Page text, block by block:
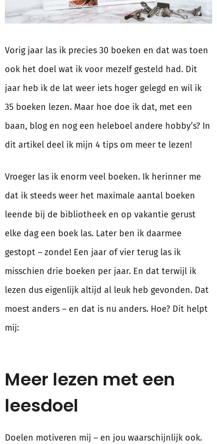
Vorig jaar las ik precies 30 boeken en dat was toen
ook het doel wat ik voor mezelf gesteld had. Dit
jaar heb ik de lat weer iets hoger gelegd en wil ik
35 boeken lezen. Maar hoe doe ik dat, met een
baan, blog en nog een heleboel andere hobby’s? In
dit artikel deel ik mijn 4 tips om meer te lezen!
Vroeger las ik enorm veel boeken. Ik herinner me
dat ik steeds weer het maximale aantal boeken
leende bij de bibliotheek en op vakantie gerust
elke dag een boek las. Later ben ik daarmee
gestopt – zonde! Een jaar of vier terug las ik
misschien drie boeken per jaar. En dat terwijl ik
lezen dus eigenlijk altijd al leuk heb gevonden. Dat
moest anders – en dat is nu anders. Hoe? Dit helpt
mij:
Meer lezen met een
leesdoel
Doelen motiveren mij – en jou waarschijnlijk ook.